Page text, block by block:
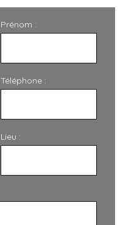
Prénom :
Téléphone :
Lieu :